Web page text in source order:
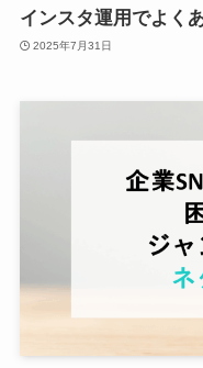
インスタ運用でよく
2025年7月31日